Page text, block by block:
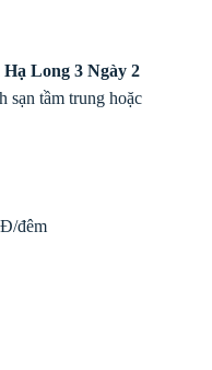
Long 3 Ngày 2
sạn tầm trung hoặc
đêm